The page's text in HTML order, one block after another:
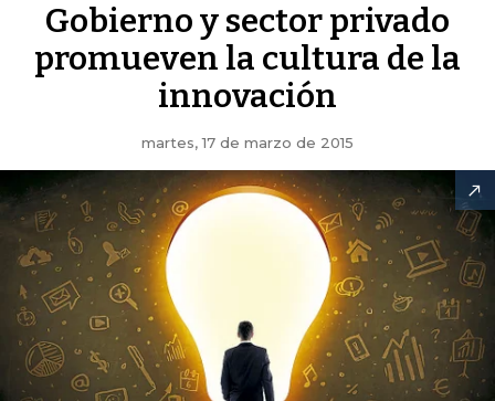
Gobierno y sector privado
promueven la cultura de la
innovación
martes, 17 de marzo de 2015